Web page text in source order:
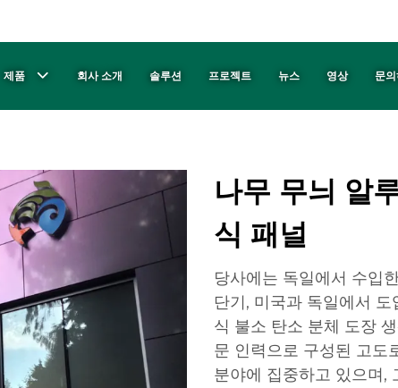
제품 회사 소개 솔루션 프로젝트 뉴스 영상 문
나무 무늬 알
식 패널
당사에는 독일에서 수입
단기, 미국과 독일에서
식 불소 탄소 분체 도장
문 인력으로 구성된 고도
분야에 집중하고 있으며,